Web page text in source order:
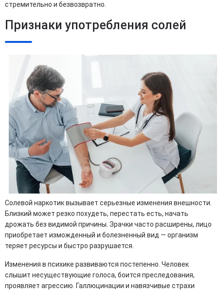
стремительно и безвозвратно.
Признаки употребления солей
Солевой наркотик вызывает серьезные изменения внешности.
Близкий может резко похудеть, перестать есть, начать
дрожать без видимой причины. Зрачки часто расширены, лицо
приобретает изможденный и болезненный вид — организм
теряет ресурсы и быстро разрушается.
Изменения в психике развиваются постепенно. Человек
слышит несуществующие голоса, боится преследования,
проявляет агрессию. Галлюцинации и навязчивые страхи